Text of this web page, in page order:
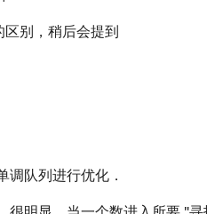
区别，稍后会提到
队列进行优化．